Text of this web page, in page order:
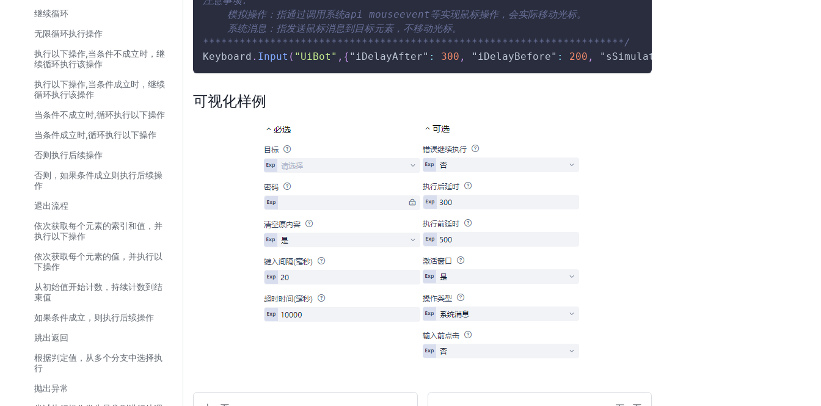
继续循环
无限循环执行操作
执行以下操作,当条件不成立时，继
续循环执行该操作
执行以下操作,当条件成立时，继续
循环执行该操作
当条件不成立时,循环执行以下操作
当条件成立时,循环执行以下操作
否则执行后续操作
否则，如果条件成立则执行后续操
作
退出流程
依次获取每个元素的索引和值，并
执行以下操作
依次获取每个元素的值，并执行以
下操作
从初始值开始计数，持续计数到结
束值
如果条件成立，则执行后续操作
跳出返回
根据判定值，从多个分支中选择执
行
抛出异常
    模拟操作：指通过调用系统api mouseevent等实现鼠标操作，会实际移动光标。
    系统消息：指发送鼠标消息到目标元素，不移动光标。
*********************************************************************/
Keyboard . Input ( "UiBot" , { "iDelayAfter" : 300 , "iDelayBefore" : 200 , "sSimulate"
可视化样例